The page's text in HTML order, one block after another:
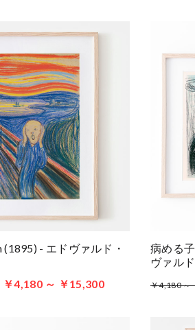
(1895) - エドヴァルド・
￥4,180 ～ ￥15,300
病める
ヴァル
￥4,180 ～